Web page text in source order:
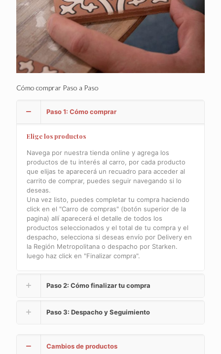
Cómo comprar Paso a Paso
Paso 1: Cómo comprar
Elige los productos
Navega por nuestra tienda online y agrega los
productos de tu interés al carro, por cada producto
que elijas te aparecerá un recuadro para acceder al
carrito de comprar, puedes seguir navegando si lo
deseas.
Una vez listo, puedes completar tu compra haciendo
click en el "Carro de compras" (botón superior de la
pagina) allí aparecerá el detalle de todos los
productos seleccionados y el total de tu compra y el
despacho, selecciona si deseas envío por Delivery en
la Región Metropolitana o despacho por Starken.
luego haz click en "Finalizar compra".
Paso 2: Cómo finalizar tu compra
Paso 3: Despacho y Seguimiento
Cambios de productos